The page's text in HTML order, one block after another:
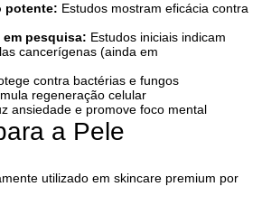
potente: Estudos mostram eficácia contra
pesquisa: Estudos iniciais indicam
cancerígenas (ainda em
contra bactérias e fungos
regeneração celular
ansiedade e promove foco mental
a Pele
utilizado em skincare premium por